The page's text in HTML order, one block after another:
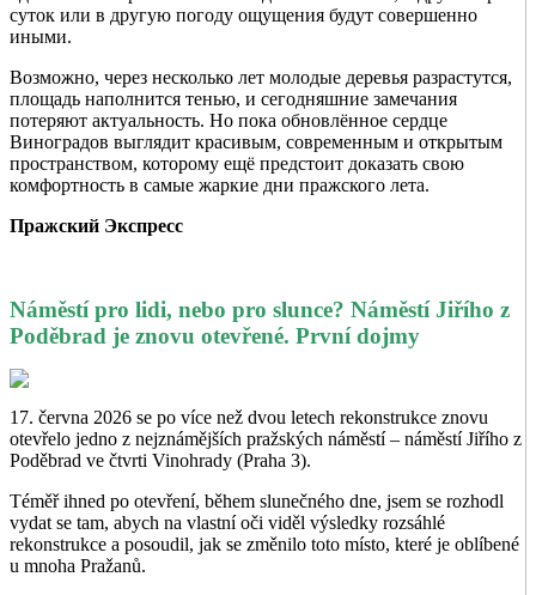
суток или в другую погоду ощущения будут совершенно
иными.
Возможно, через несколько лет молодые деревья разрастутся,
площадь наполнится тенью, и сегодняшние замечания
потеряют актуальность. Но пока обновлённое сердце
Виноградов выглядит красивым, современным и открытым
пространством, которому ещё предстоит доказать свою
комфортность в самые жаркие дни пражского лета.
Пражский Экспресс
Náměstí pro lidi, nebo pro slunce? Náměstí Jiřího z
Poděbrad je znovu otevřené. První dojmy
17. června 2026 se po více než dvou letech rekonstrukce znovu
otevřelo jedno z nejznámějších pražských náměstí – náměstí Jiřího z
Poděbrad ve čtvrti Vinohrady (Praha 3).
Téměř ihned po otevření, během slunečného dne, jsem se rozhodl
vydat se tam, abych na vlastní oči viděl výsledky rozsáhlé
rekonstrukce a posoudil, jak se změnilo toto místo, které je oblíbené
u mnoha Pražanů.